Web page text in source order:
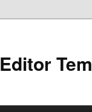
Editor